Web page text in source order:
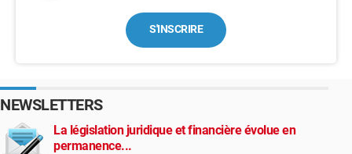
S'INSCRIRE
NEWSLETTERS
La législation juridique et financière évolue en
permanence...